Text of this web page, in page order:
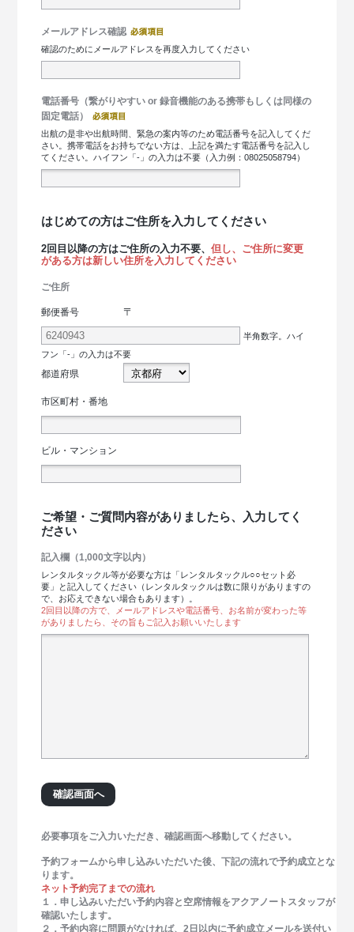
メールアドレス確認
確認のためにメールアドレスを再度入力してください
電話番号（繋がりやすい or 録音機能のある携帯もしくは同様の
固定電話）
出航の是非や出航時間、緊急の案内等のため電話番号を記入してくだ
さい。携帯電話をお持ちでない方は、上記を満たす電話番号を記入し
てください。ハイフン「-」の入力は不要（入力例：08025058794）
はじめての方はご住所を入力してください
2回目以降の方はご住所の入力不要、但し、ご住所に変更
がある方は新しい住所を入力してください
ご住所
郵便番号 〒
半角数字。ハイ
フン「-」の入力は不要
都道府県
市区町村・番地
ビル・マンション
ご希望・ご質問内容がありましたら、入力してく
ださい
記入欄（1,000文字以内）
レンタルタックル等が必要な方は「レンタルタックル○○セット必
要」と記入してください（レンタルタックルは数に限りがありますの
で、お応えできない場合もあります）。
2回目以降の方で、メールアドレスや電話番号、お名前が変わった等
がありましたら、その旨もご記入お願いいたします
必要事項をご入力いただき、確認画面へ移動してください。
予約フォームから申し込みいただいた後、下記の流れで予約成立とな
ります。
ネット予約完了までの流れ
１．申し込みいただい予約内容と空席情報をアクアノートスタッフが
確認いたします。
２．予約内容に問題がなければ、2日以内に予約成立メールを送付い